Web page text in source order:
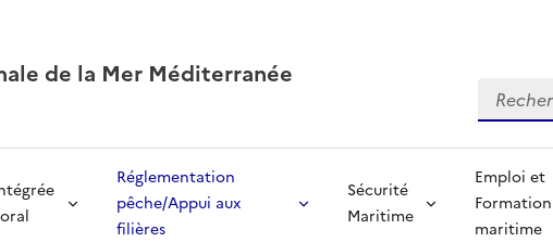
de la Mer Méditerranée Recherche
Réglementation
pêche/Appui aux
filières
Sécurité
Maritime
Emploi et
Formation
maritime